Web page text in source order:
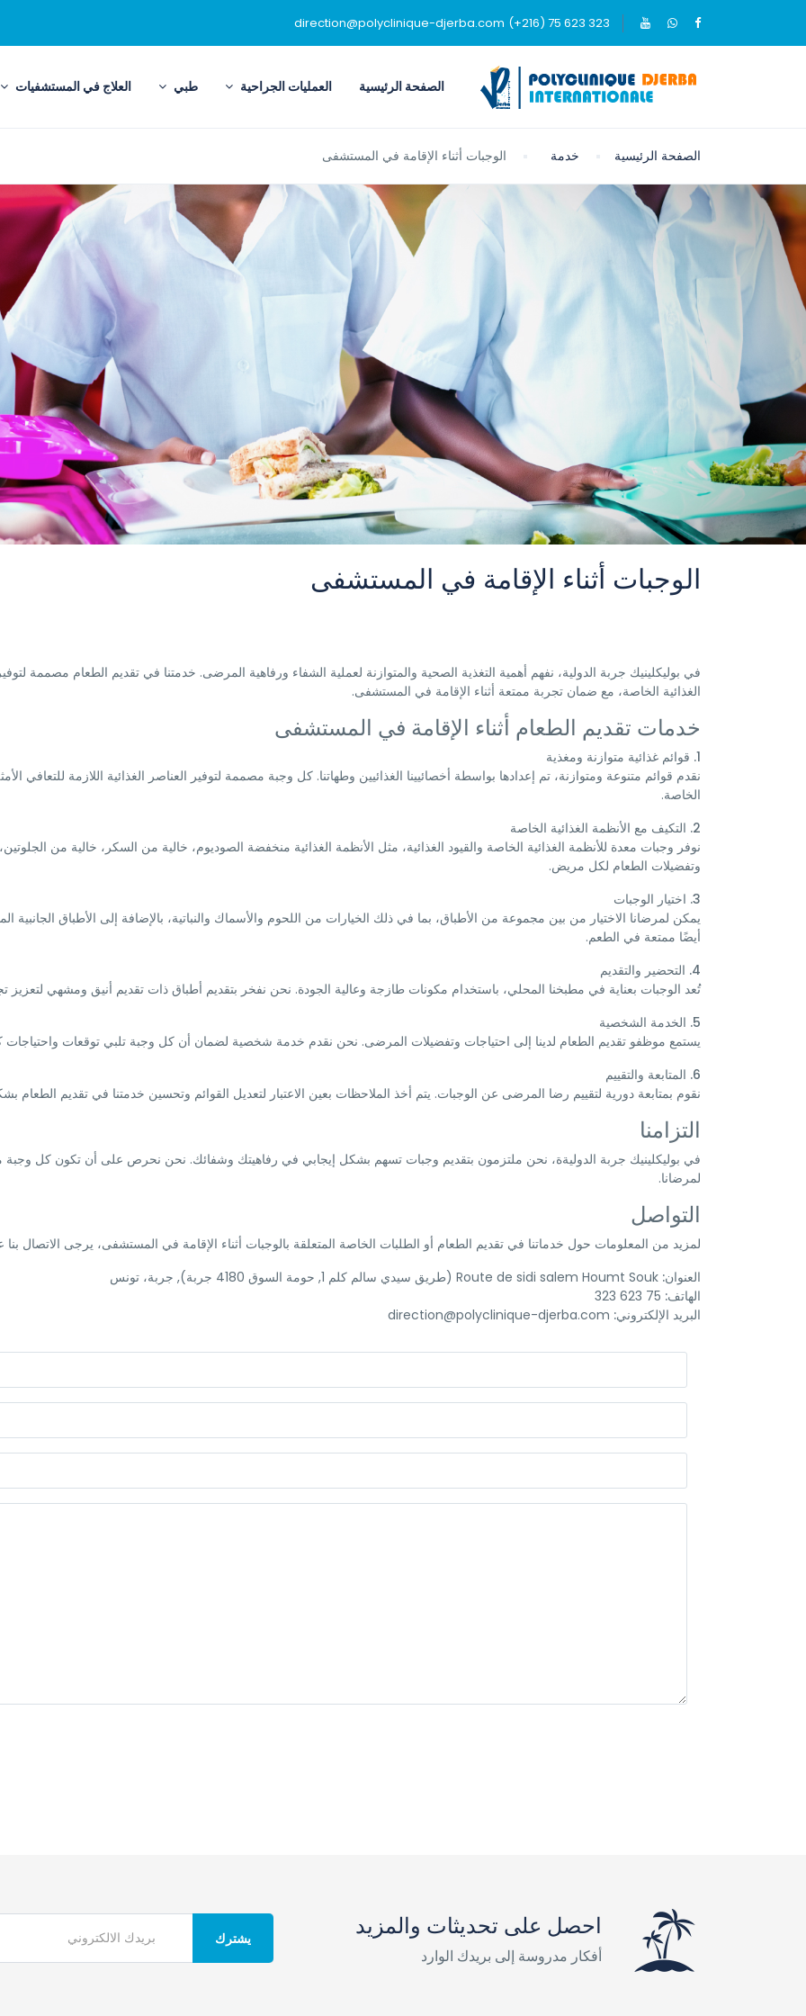
direction@polyclinique-djerba.com (+216) 75 623 323
الصفحة الرئيسية العمليات الجراحية طبي العلاج في المستشفيات
الصفحة الرئيسية خدمة الوجبات أثناء الإقامة في المستشفى
الوجبات أثناء الإقامة في المستشفى
في بوليكلينيك جربة الدولية، نفهم أهمية التغذية الصحية والمتوازنة لعملية الشفاء ورفاهية المرضى. خدمتنا في تقديم الطعام مصممة
الغذائية الخاصة، مع ضمان تجربة ممتعة أثناء الإقامة في المستشفى.
خدمات تقديم الطعام أثناء الإقامة في المستشفى
1. قوائم غذائية متوازنة ومغذية
نقدم قوائم متنوعة ومتوازنة، تم إعدادها بواسطة أخصائيينا الغذائيين وطهاتنا. كل وجبة مصممة لتوفير العناصر الغذائية اللازمة للتعافي
الخاصة.
2. التكيف مع الأنظمة الغذائية الخاصة
نوفر وجبات معدة للأنظمة الغذائية الخاصة والقيود الغذائية، مثل الأنظمة الغذائية منخفضة الصوديوم، خالية من السكر، خالية من
وتفضيلات الطعام لكل مريض.
3. اختيار الوجبات
يمكن لمرضانا الاختيار من بين مجموعة من الأطباق، بما في ذلك الخيارات من اللحوم والأسماك والنباتية، بالإضافة إلى الأطباق
أيضًا ممتعة في الطعم.
4. التحضير والتقديم
تُعد الوجبات بعناية في مطبخنا المحلي، باستخدام مكونات طازجة وعالية الجودة. نحن نفخر بتقديم أطباق ذات تقديم أنيق ومشهي لتعزيز
5. الخدمة الشخصية
يستمع موظفو تقديم الطعام لدينا إلى احتياجات وتفضيلات المرضى. نحن نقدم خدمة شخصية لضمان أن كل وجبة تلبي توقعات
6. المتابعة والتقييم
نقوم بمتابعة دورية لتقييم رضا المرضى عن الوجبات. يتم أخذ الملاحظات بعين الاعتبار لتعديل القوائم وتحسين خدمتنا في تقديم الطعام
التزامنا
في بوليكلينيك جربة الدوليةة، نحن ملتزمون بتقديم وجبات تسهم بشكل إيجابي في رفاهيتك وشفائك. نحن نحرص على أن تكون كل وجبة
لمرضانا.
التواصل
لمزيد من المعلومات حول خدماتنا في تقديم الطعام أو الطلبات الخاصة المتعلقة بالوجبات أثناء الإقامة في المستشفى، يرجى الاتصال
العنوان:
الهاتف:
البريد الإلكتروني:
احصل على تحديثات والمزيد
أفكار مدروسة إلى بريدك الوارد
يشترك